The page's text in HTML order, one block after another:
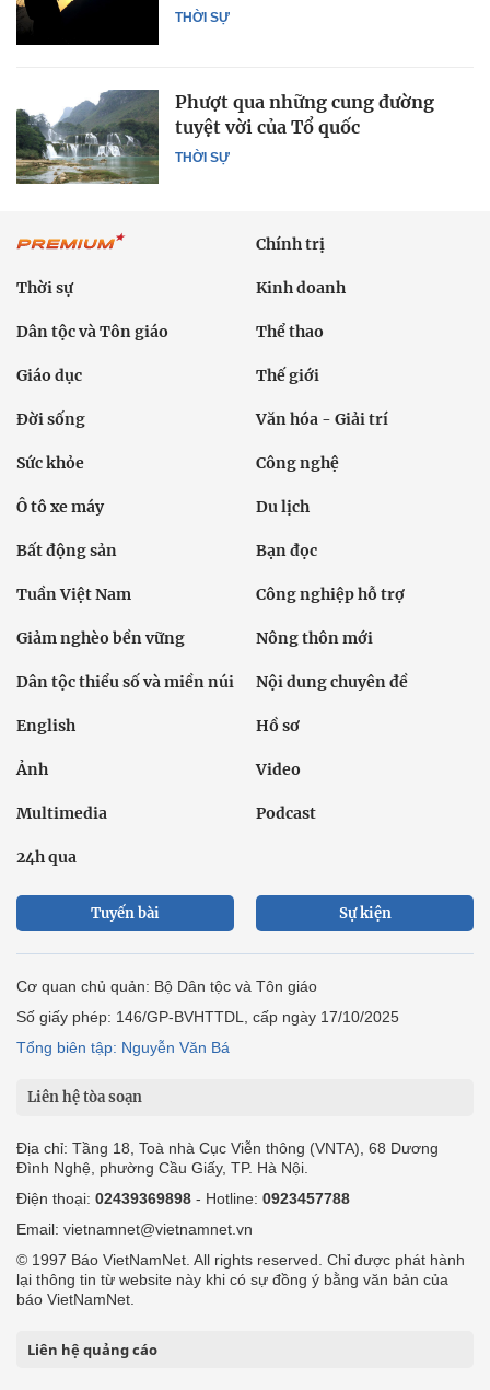
THỜI SỰ
THỜI SỰ
Phượt qua những cung đường
tuyệt vời của Tổ quốc
Chính trị
Thời sự Kinh doanh
Dân tộc và Tôn giáo Thể thao
Giáo dục Thế giới
Đời sống Văn hóa - Giải trí
Sức khỏe Công nghệ
Ô tô xe máy Du lịch
Bất động sản Bạn đọc
Tuần Việt Nam Công nghiệp hỗ trợ
Giảm nghèo bền vững Nông thôn mới
Dân tộc thiểu số và miền núi Nội dung chuyên đề
English Hồ sơ
Ảnh Video
Multimedia Podcast
24h qua
Tuyến bài Sự kiện
Cơ quan chủ quản: Bộ Dân tộc và Tôn giáo
Số giấy phép: 146/GP-BVHTTDL, cấp ngày 17/10/2025
Tổng biên tập: Nguyễn Văn Bá
Liên hệ tòa soạn
Địa chỉ: Tầng 18, Toà nhà Cục Viễn thông (VNTA), 68 Dương
Đình Nghệ, phường Cầu Giấy, TP. Hà Nội.
Điện thoại: 02439369898 - Hotline: 0923457788
Email: vietnamnet@vietnamnet.vn
© 1997 Báo VietNamNet. All rights reserved. Chỉ được phát hành
lại thông tin từ website này khi có sự đồng ý bằng văn bản của
báo VietNamNet.
Liên hệ quảng cáo